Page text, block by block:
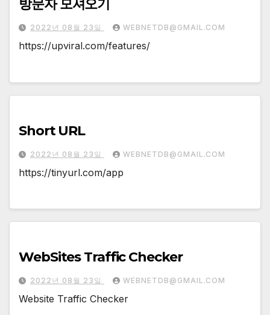
방문자 모셔오기
2022년 08월 23일 WEBNETDB@GMAIL.COM
https://upviral.com/features/
Short URL
2022년 08월 23일 WEBNETDB@GMAIL.COM
https://tinyurl.com/app
WebSites Traffic Checker
2022년 08월 23일 WEBNETDB@GMAIL.COM
Website Traffic Checker